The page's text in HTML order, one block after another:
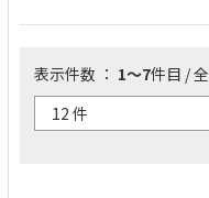
表示件数 ： 1～7件目 / 全